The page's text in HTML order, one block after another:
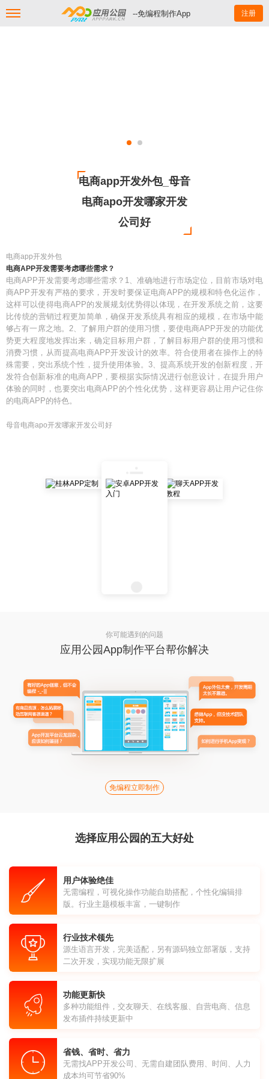
--免编程制作App 注册
电商app开发外包_母音
电商apo开发哪家开发
公司好
电商app开发外包
电商APP开发需要考虑哪些需求？
电商APP开发需要考虑哪些需求？1、准确地进行市场定位，目前市场对电
商APP开发有严格的要求，开发时要保证电商APP的规模和特色化运作，
这样可以使得电商APP的发展规划优势得以体现，在开发系统之前，这要
比传统的营销过程更加简单，确保开发系统具有相应的规模，在市场中能
够占有一席之地。2、了解用户群的使用习惯，要使电商APP开发的功能优
势更大程度地发挥出来，确定目标用户群，了解目标用户群的使用习惯和
消费习惯，从而提高电商APP开发设计的效率。符合使用者在操作上的特
殊需要，突出系统个性，提升使用体验。3、提高系统开发的创新程度，开
发符合创新标准的电商APP，要根据实际情况进行创意设计，在提升用户
体验的同时，也要突出电商APP的个性化优势，这样更容易让用户记住你
的电商APP的特色。
母音电商apo开发哪家开发公司好
你可能遇到的问题
应用公园App制作平台帮你解决
免编程立即制作
选择应用公园的五大好处
用户体验绝佳
无需编程，可视化操作功能自助搭配，个性化编辑排
版。行业主题模板丰富，一键制作
行业技术领先
源生语言开发，完美适配，另有源码独立部署版，支持
二次开发，实现功能无限扩展
功能更新快
多种功能组件，交友聊天、在线客服、自营电商、信息
发布插件持续更新中
省钱、省时、省力
无需找APP开发公司、无需自建团队费用、时间、人力
成本均可节省90%